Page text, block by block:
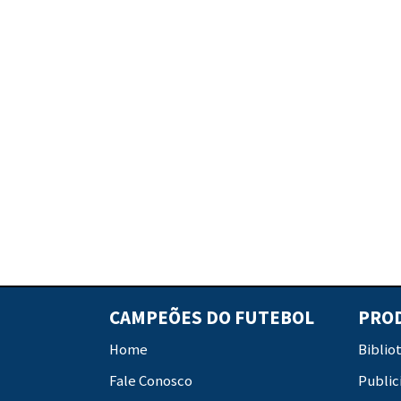
CAMPEÕES DO FUTEBOL
Home
Fale Conosco